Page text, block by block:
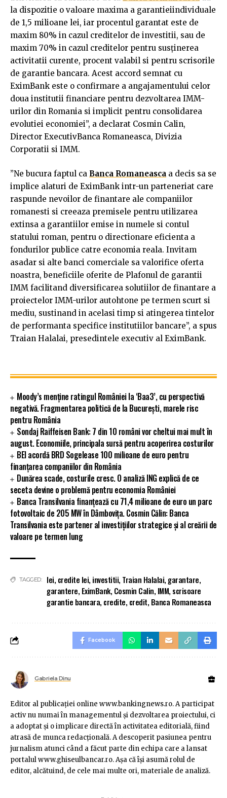
la dispozitie o valoare maxima a garantieiindividuale
de 1,5 milioane lei, iar procentul garantat este de
maxim 80% in cazul creditelor de investitii, sau de
maxim 70% in cazul creditelor pentru susținerea
activitatii curente, procent valabil si pentru scrisorile
de garantie bancara. Acest accord semnat cu
EximBank este o confirmare a angajamentului celor
doua institutii financiare pentru dezvoltarea IMM-
urilor din Romania si implicit pentru consolidarea
evolutiei economiei”, a declarat Cosmin Calin,
Director ExecutivBanca Romaneasca, Divizia
Corporatii si IMM.
”Ne bucura faptul ca Banca Romaneasca a decis sa se
implice alaturi de EximBank intr-un parteneriat care
raspunde nevoilor de finantare ale companiilor
romanesti si creeaza premisele pentru utilizarea
extinsa a garantiilor emise in numele si contul
statului roman, pentru o directionare eficienta a
fondurilor publice catre economia reala. Invitam
asadar si alte banci comerciale sa valorifice oferta
noastra, beneficiile oferite de Plafonul de garantii
IMM facilitand diversificarea solutiilor de finantare a
proiectelor IMM-urilor autohtone pe termen scurt si
mediu, sustinand in acelasi timp si atingerea tintelor
de performanta specifice institutiilor bancare”, a spus
Traian Halalai, presedintele executiv al EximBank.
Moody’s menține ratingul României la ‘Baa3’, cu perspectivă
negativă. Fragmentarea politică de la București, marele risc
pentru România
Sondaj Raiffeisen Bank: 7 din 10 români vor cheltui mai mult în
august. Economiile, principala sursă pentru acoperirea costurilor
BEI acordă BRD Sogelease 100 milioane de euro pentru
finanțarea companiilor din România
Dunărea scade, costurile cresc. O analiză ING explică de ce
seceta devine o problemă pentru economia României
Banca Transilvania finanțează cu 71,4 milioane de euro un parc
fotovoltaic de 205 MW în Dâmbovița. Cosmin Călin: Banca
Transilvania este partener al investițiilor strategice și al creării de
valoare pe termen lung
TAGGED: lei, credite lei, investitii, Traian Halalai, garantare,
garantere, EximBank, Cosmin Calin, IMM, scrisoare
garantie bancara, credite, credit, Banca Romaneasca
Facebook
Gabriela Dinu
Editor al publicaţiei online www.bankingnews.ro. A participat
activ nu numai în managementul şi dezvoltarea proiectului, ci
a adoptat şi o implicare directă în activitatea editorială, fiind
atrasă de munca redacţională. A descoperit pasiunea pentru
jurnalism atunci când a făcut parte din echipa care a lansat
portalul www.ghiseulbancar.ro. Așa că îşi asumă rolul de
editor, alcătuind, de cele mai multe ori, materiale de analiză.